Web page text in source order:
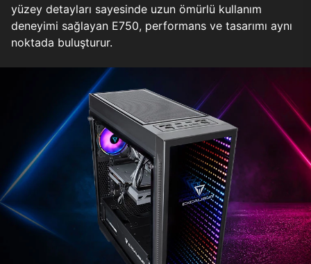
yüzey detayları sayesinde uzun ömürlü kullanım
deneyimi sağlayan E750, performans ve tasarımı aynı
noktada buluşturur.